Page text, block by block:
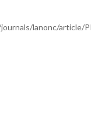
lanonc/article/